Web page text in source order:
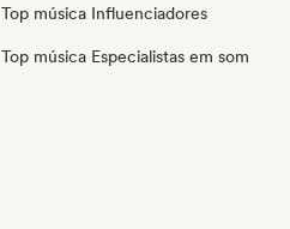
Top música Influenciadores
Top música Especialistas em som